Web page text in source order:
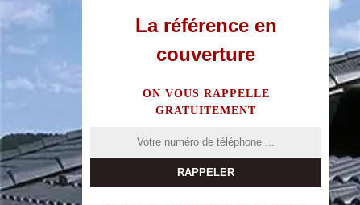
La référence en
couverture
ON VOUS RAPPELLE
GRATUITEMENT